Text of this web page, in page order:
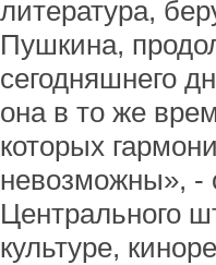
литература,
Пушкина,
сегодняшнего
она в то же
которых
невозможны», -
Центрального
культуре,